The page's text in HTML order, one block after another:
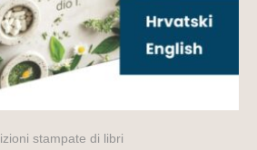
stampate di libri